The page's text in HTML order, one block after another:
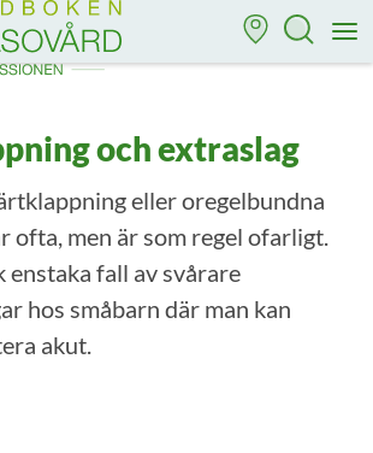
i barnhälsovård
och extraslag
eller oregelbundna
ofta, men är som regel ofarligt.
enstaka fall av svårare
hos småbarn där man kan
akut.